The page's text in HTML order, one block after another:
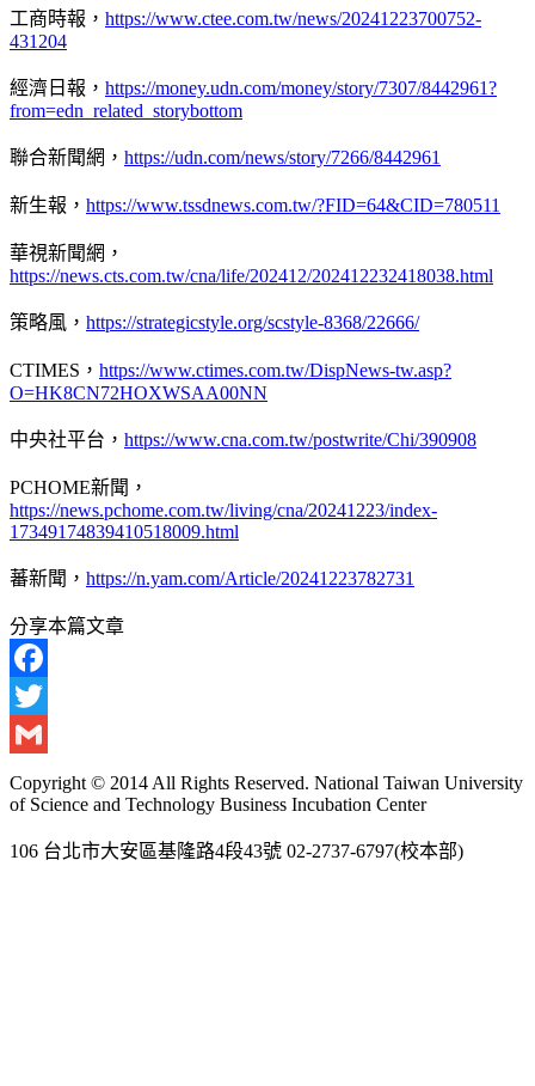
工商時報， https://www.ctee.com.tw/news/20241223700752-
431204
經濟日報， https://money.udn.com/money/story/7307/8442961?
from=edn_related_storybottom
聯合新聞網， https://udn.com/news/story/7266/8442961
新生報， https://www.tssdnews.com.tw/?FID=64&CID=780511
華視新聞網，
https://news.cts.com.tw/cna/life/202412/202412232418038.html
策略風， https://strategicstyle.org/scstyle-8368/22666/
CTIMES， https://www.ctimes.com.tw/DispNews-tw.asp?
O=HK8CN72HOXWSAA00NN
中央社平台， https://www.cna.com.tw/postwrite/Chi/390908
PCHOME新聞，
https://news.pchome.com.tw/living/cna/20241223/index-
17349174839410518009.html
蕃新聞， https://n.yam.com/Article/20241223782731
分享本篇文章
Facebook
Twitter
Gmail
Copyright © 2014 All Rights Reserved. National Taiwan University
of Science and Technology Business Incubation Center
106 台北市大安區基隆路4段43號 02-2737-6797(校本部)